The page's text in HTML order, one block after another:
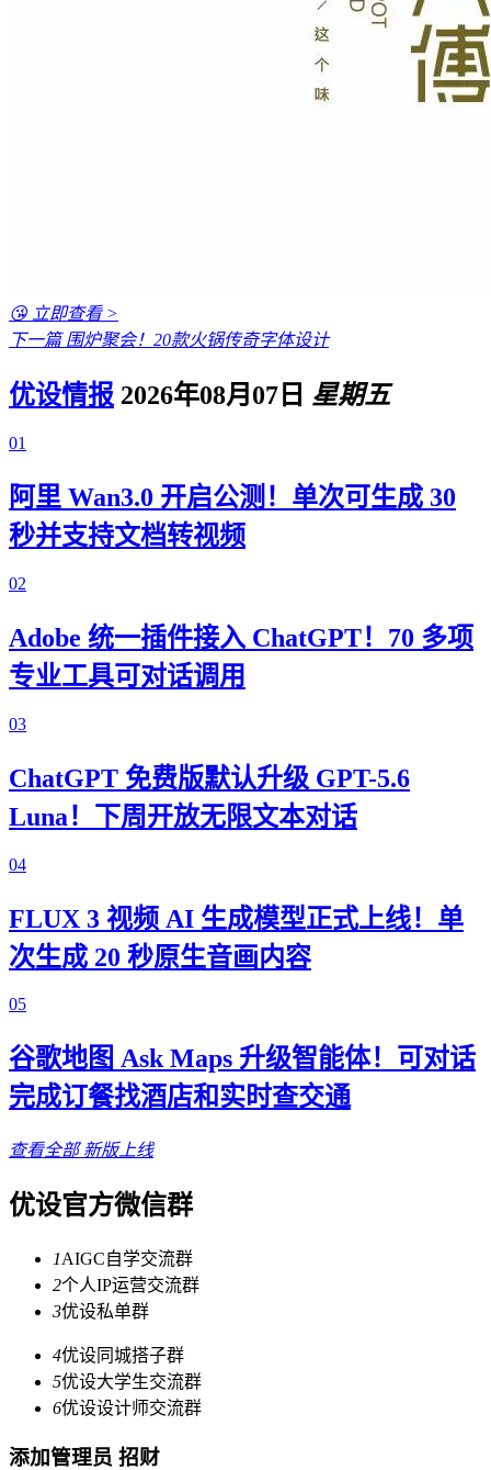
😘 立即查看 >
下一篇围炉聚会！20款火锅传奇字体设计
优设情报 2026年08月07日 星期五
01
阿里 Wan3.0 开启公测！单次可生成 30
秒并支持文档转视频
02
Adobe 统一插件接入 ChatGPT！70 多项
专业工具可对话调用
03
ChatGPT 免费版默认升级 GPT-5.6
Luna！下周开放无限文本对话
04
FLUX 3 视频 AI 生成模型正式上线！单
次生成 20 秒原生音画内容
05
谷歌地图 Ask Maps 升级智能体！可对话
完成订餐找酒店和实时查交通
查看全部 新版上线
优设官方微信群
1AIGC自学交流群
2个人IP运营交流群
3优设私单群
4优设同城搭子群
5优设大学生交流群
6优设设计师交流群
添加管理员 招财